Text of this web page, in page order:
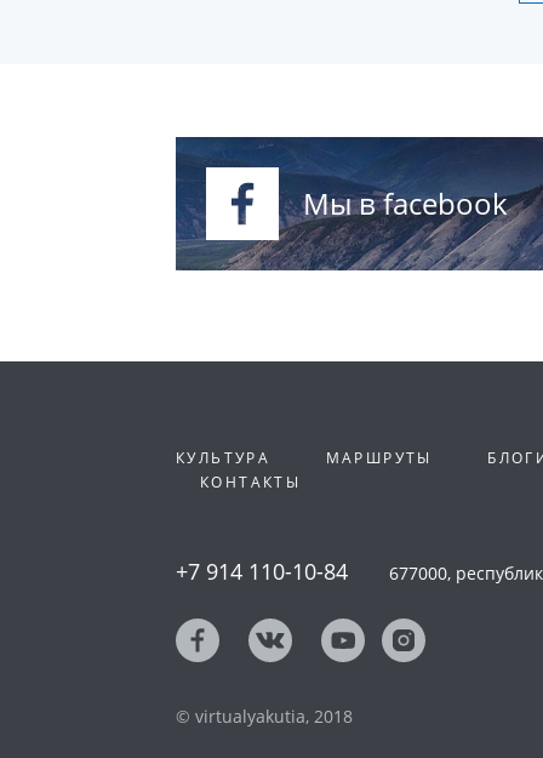
Мы в facebook
КУЛЬТУРА МАРШРУТЫ
КОНТАКТЫ
+7 914 110-10-84 677000,
© virtualyakutia, 2018